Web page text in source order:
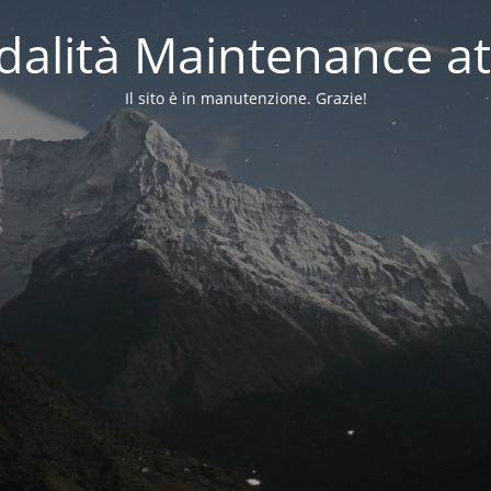
Maintenance
Il sito è in manutenzione. Grazie!